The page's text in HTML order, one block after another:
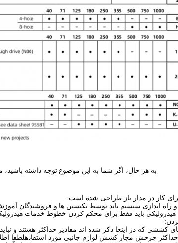
به هر حال، اگر شما به این موضوع توجه داشته باشید،
اندازی سیستم باید توسط تکنسین ها و فروشندگان
هیدرولیکی باید فقط برای محکم کردن خطوط خدمات
کششی که در اینجا ذکر شده اند مقادیر حداکثر هستند و
حداکثر چرخش مجاز کشش لوازم جانبی مورد استفادهلطفا